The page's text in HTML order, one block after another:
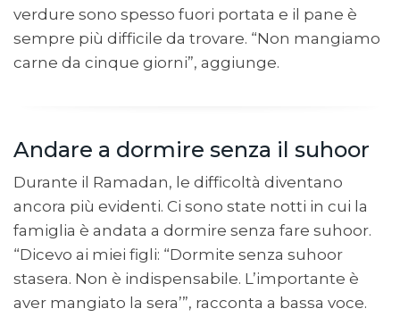
verdure sono spesso fuori portata e il pane è
sempre più difficile da trovare. “Non mangiamo
carne da cinque giorni”, aggiunge.
Andare a dormire senza il suhoor
Durante il Ramadan, le difficoltà diventano
ancora più evidenti. Ci sono state notti in cui la
famiglia è andata a dormire senza fare suhoor.
“Dicevo ai miei figli: “Dormite senza suhoor
stasera. Non è indispensabile. L’importante è
aver mangiato la sera’”, racconta a bassa voce.